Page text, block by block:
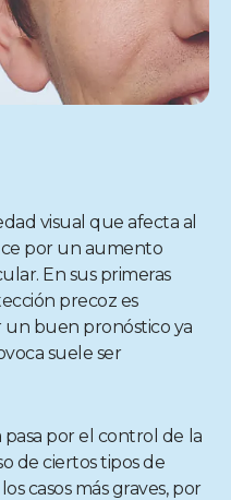
visual que afecta al
por un aumento
En sus primeras
precoz es
buen pronóstico ya
suele ser
por el control de la
de ciertos tipos de
casos más graves, por